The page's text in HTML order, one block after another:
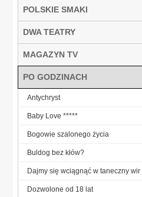
POLSKIE SMAKI
DWA TEATRY
MAGAZYN TV
PO GODZINACH
Antychryst
Baby Love *****
Bogowie szalonego życia
Buldog bez kłów?
Dajmy się wciągnąć w taneczny wir
Dozwolone od 18 lat